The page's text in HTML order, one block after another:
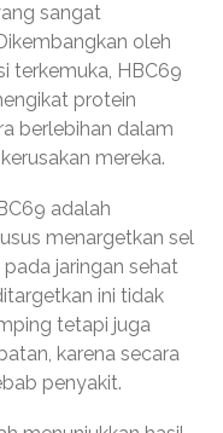
sangat
oleh
terkemuka, HBC69
protein
berlebihan dalam
mereka.
adalah
menargetkan sel
pada jaringan sehat
ini tidak
tetapi juga
karena secara
penyakit.